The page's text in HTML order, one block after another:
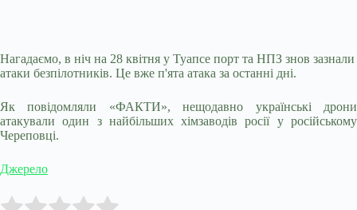
Нагадаємо, в ніч на 28 квітня у Туапсе порт та НПЗ знов зазнали
атаки безпілотників. Це вже п'ята атака за останні дні.
Як повідомляли «ФАКТИ», нещодавно українські дрони
атакували один з найбільших хімзаводів росії у російському
Череповці.
Джерело